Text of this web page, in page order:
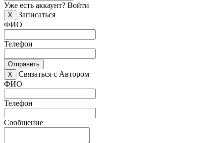
Уже есть аккаунт? Войти
X
Записаться
ФИО
Телефон
Отправить
X
Связаться с Автором
ФИО
Телефон
Сообщение